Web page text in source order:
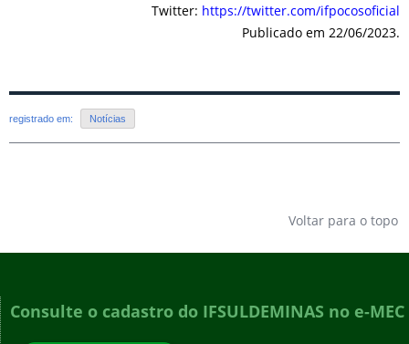
Twitter: https://twitter.com/ifpocosoficial
Publicado em 22/06/2023.
registrado em: Notícias
Voltar para o topo
Consulte o cadastro do IFSULDEMINAS no e-MEC